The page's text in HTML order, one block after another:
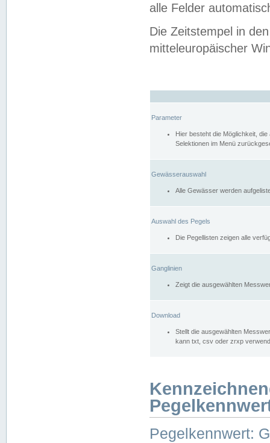
alle Felder
Die Zeitstempel in
mitteleuropäischer
Parameter
Hier besteht die Möglichkeit,
Selektionen im Menü
Gewässerauswahl
Alle Gewässer werden
Auswahl des Pegels
Die Pegellisten zeigen alle
Ganglinien
Zeigt die ausgewählten
Download
Stellt die ausgewählten
kann txt, csv oder zrxp
Pegelkennwert: